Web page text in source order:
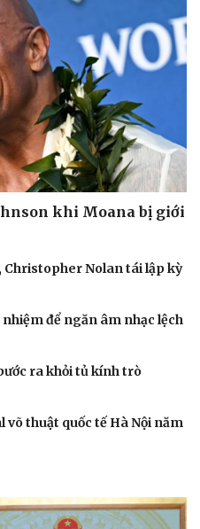
khi Moana bị giới
Christopher Nolan tái lập kỳ
để ngăn âm nhạc lệch
ra khỏi tủ kính trò
thuật quốc tế Hà Nội năm